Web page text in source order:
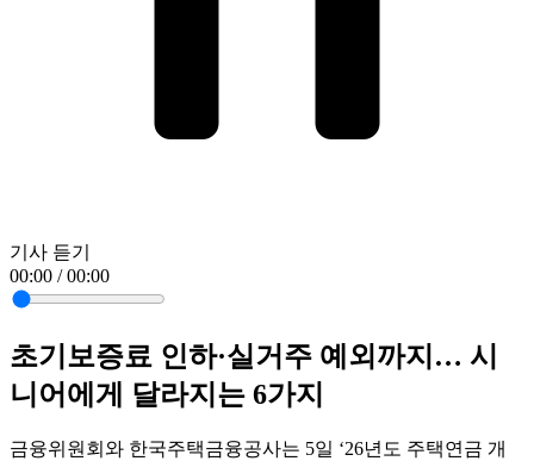
기사 듣기
00:00 / 00:00
초기보증료 인하·실거주 예외까지… 시
니어에게 달라지는 6가지
금융위원회와 한국주택금융공사는 5일 ‘26년도 주택연금 개